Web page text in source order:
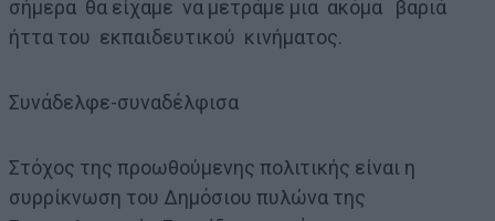
σήμερα θα είχαμε να μετράμε μια ακόμα βαριά
ήττα του εκπαιδευτικού κινήματος.
Συνάδελφε-συναδέλφισα
Στόχος της προωθούμενης πολιτικής είναι η
συρρίκνωση του Δημόσιου πυλώνα της